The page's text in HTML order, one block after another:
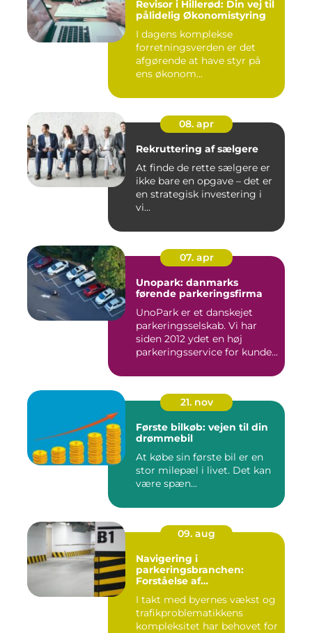
Revisor i Hillerød: Din vej til
pålidelig Økonomistyring
I dagens komplekse
forretningsverden er det
afgørende at have styr på
ens økonom...
08. apr
Rekruttering af sælgere
At finde de rette sælgere er
ikke bare en opgave – det er
en strategisk investering i
vi...
07. apr
Unopark: danmarks
førende parkeringsfirma
UnoPark er et danskejet
parkeringsselskab. Vi har
siden 2012 ydet en høj
parkeringsservice for kunde...
21. nov
Første bilkøb: vejen til din
drømmebil
At købe sin første bil er en
stor milepæl i livet. Det kan
være spæn...
09. aug
Navigering i
parkeringsbranchen:
Forståelse af
I takt med byernes vækst og
trafikproblematikkens
kompleksitet har behovet for